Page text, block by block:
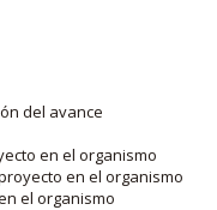
del avance
en el organismo
en el organismo
el organismo